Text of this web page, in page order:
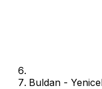
Buldan -